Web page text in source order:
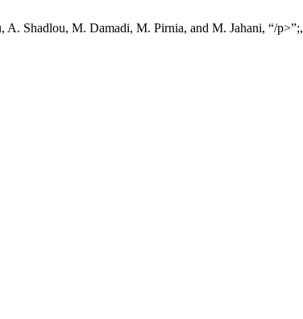
A. Shadlou, M. Damadi, M. Pirnia, and M. Jahani, “/p>”;,